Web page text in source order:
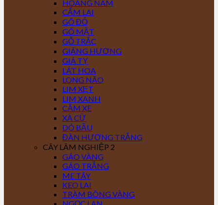
HOÀNG NAM
CẨM LAI
GÕ ĐỎ
GÕ MẬT
GỖ TRẮC
GIÁNG HƯƠNG
GIÁ TỴ
LÁT HOA
LONG NÃO
LIM XẸT
LIM XANH
CĂM XE
XÀ CỪ
DÓ BẦU
ĐÀN HƯƠNG TRẮNG
CÂY LÂM NGHIỆP 2
GÁO VÀNG
GÁO TRẮNG
ME TÂY
KEO LAI
TRÀM BÔNG VÀNG